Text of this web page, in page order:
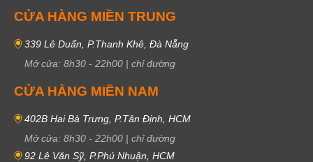
CỬA HÀNG MIỀN TRUNG
339 Lê Duẩn, P.Thanh Khê, Đà Nẵng
Mở cửa: 8h30 - 22h00 | chỉ đường
CỬA HÀNG MIỀN NAM
402B Hai Bà Trưng, P.Tân Định, HCM
Mở cửa: 8h30 - 22h00 | chỉ đường
92 Lê Văn Sỹ, P.Phú Nhuận, HCM